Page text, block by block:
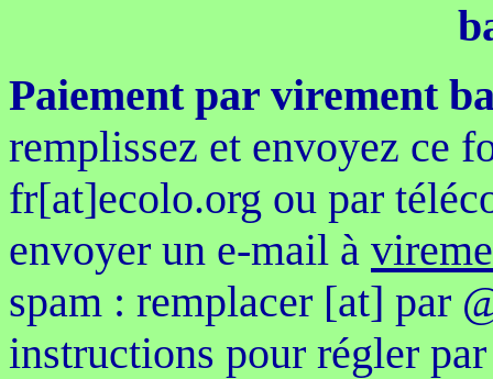
Paiement par virement
remplissez et envoyez ce
fr[at]ecolo.org ou par
envoyer un e-mail à
spam : remplacer [at] par
instructions pour régler